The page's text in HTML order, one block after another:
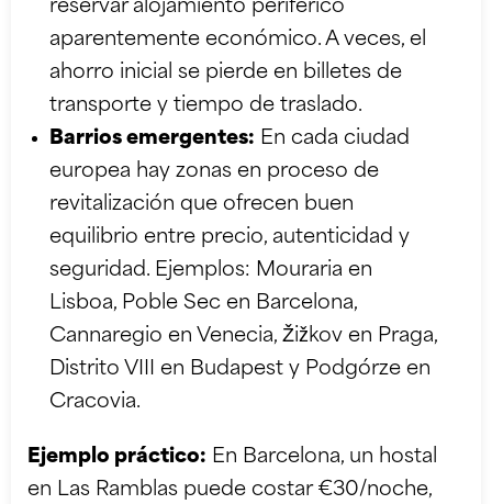
reservar alojamiento periférico
aparentemente económico. A veces, el
ahorro inicial se pierde en billetes de
transporte y tiempo de traslado.
Barrios emergentes: En cada ciudad
europea hay zonas en proceso de
revitalización que ofrecen buen
equilibrio entre precio, autenticidad y
seguridad. Ejemplos: Mouraria en
Lisboa, Poble Sec en Barcelona,
Cannaregio en Venecia, Žižkov en Praga,
Distrito VIII en Budapest y Podgórze en
Cracovia.
Ejemplo práctico: En Barcelona, un hostal
en Las Ramblas puede costar €30/noche,